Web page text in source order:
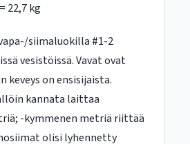
22,7 kg
siimaluokilla #1-2
vesistöissä. Vavat ovat
keveys on ensisijaista.
kannata laittaa
-kymmenen metriä riittää
olisi lyhennetty